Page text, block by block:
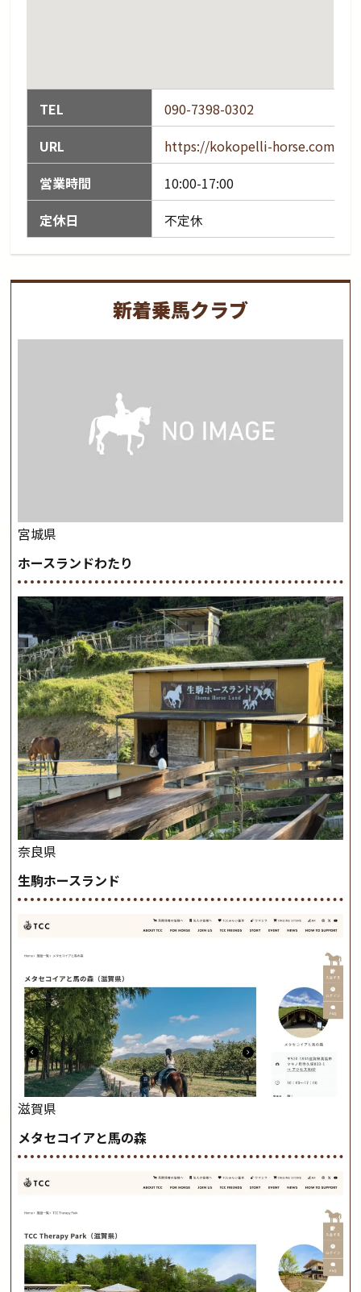
TEL
090-7398-0302
URL
https://kokopelli-horse.com/
営業時間
10:00-17:00
定休日
不定休
新着乗馬クラブ
宮城県
ホースランドわたり
奈良県
生駒ホースランド
滋賀県
メタセコイアと馬の森